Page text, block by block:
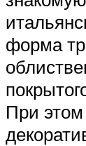
форма
При